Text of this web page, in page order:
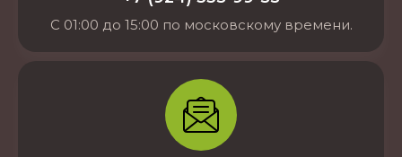
С 01:00 до 15:00 по московскому времени.